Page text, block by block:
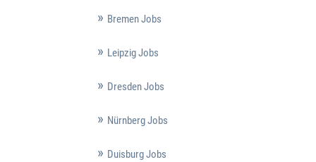
Bremen Jobs
Leipzig Jobs
Dresden Jobs
Nürnberg Jobs
Duisburg Jobs